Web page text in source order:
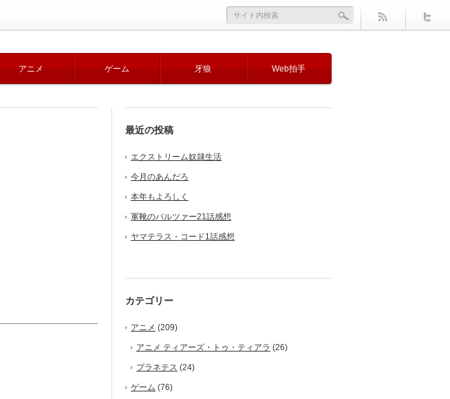
アニメ ゲーム 牙狼 Web拍手
最近の投稿
エクストリーム奴隷生活
今月のあんだろ
本年もよろしく
軍靴のバルツァー21話感想
ヤマテラス・コード1話感想
カテゴリー
アニメ (209)
アニメ ティアーズ・トゥ・ティアラ (26)
プラネテス (24)
ゲーム (76)